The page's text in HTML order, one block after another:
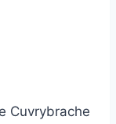
Cuvrybrache